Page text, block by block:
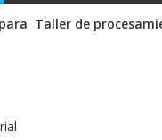
Taller de